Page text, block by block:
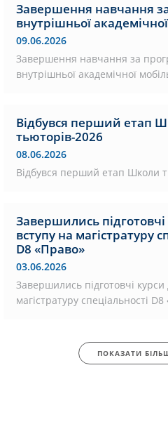
Завершення навчання
внутрішньої
09.06.2026
Завершення навчання за
внутрішньої академічної
Відбувся перший етап
тьюторів-2026
08.06.2026
Відбувся перший етап Школи
Завершились
вступу на магістратуру
D8 «Право»
03.06.2026
Завершились підготовчі курси
магістратуру спеціальності
ПОКАЗАТИ